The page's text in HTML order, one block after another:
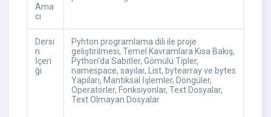
Ama
cı
Dersi
n
İçeri
ği
Pyhton programlama dili ile proje
geliştirilmesi, Temel Kavramlara Kısa Bakış,
Python'da Sabitler, Gömülü Tipler,
namespace, sayılar, List, bytearray ve bytes
Yapıları, Mantıksal İşlemler, Döngüler,
Operatörler, Fonksiyonlar, Text Dosyalar,
Text Olmayan Dosyalar